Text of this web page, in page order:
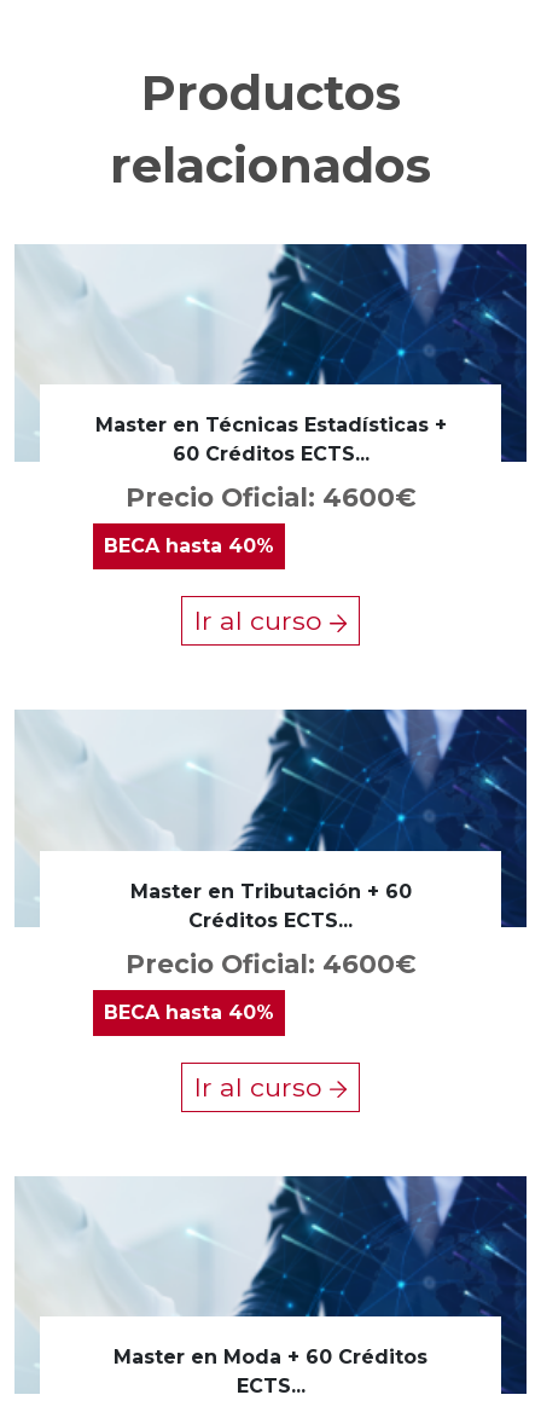
Productos
relacionados
Master en Técnicas Estadísticas +
60 Créditos ECTS...
Precio Oficial: 4600€
BECAhasta 40%
Ir al curso
Master en Tributación + 60
Créditos ECTS...
Precio Oficial: 4600€
BECA hasta 40%
Ir al curso
Master en Moda + 60 Créditos
ECTS...